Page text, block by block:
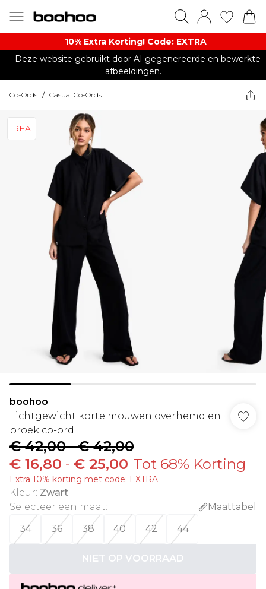
10% Extra Korting! Code: EXTRA​
Deze website gebruikt door AI gegenereerde en bewerkte
afbeeldingen.
Co-Ords / Casual Co-Ords
REA
boohoo
Lichtgewicht korte mouwen overhemd en
broek co-ord
€ 42,00-€ 42,00
€ 16,80 - € 25,00 Tot 68% Korting
Extra 10% korting met code: EXTRA
Kleur: Zwart
Selecteer een maat:
Maattabel
34
36 38 40 42 44
NIET OP VOORRAAD